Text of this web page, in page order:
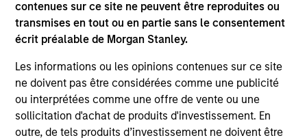
contenues sur ce site ne peuvent être reproduites ou
transmises en tout ou en partie sans le consentement
écrit préalable de Morgan Stanley.
Les informations ou les opinions contenues sur ce site
ne doivent pas être considérées comme une publicité
ou interprétées comme une offre de vente ou une
sollicitation d'achat de produits d'investissement. En
outre, de tels produits d’investissement ne doivent être
stratégie active et flexible consiste à générer des
rendements ajustés du risque attractifs en créant
partir d'un large éventail d'actifs obligataires, tout
en portant une grande attention à la corrélation
entre les classes d'actifs afin de combiner les
risques de façon optimale.